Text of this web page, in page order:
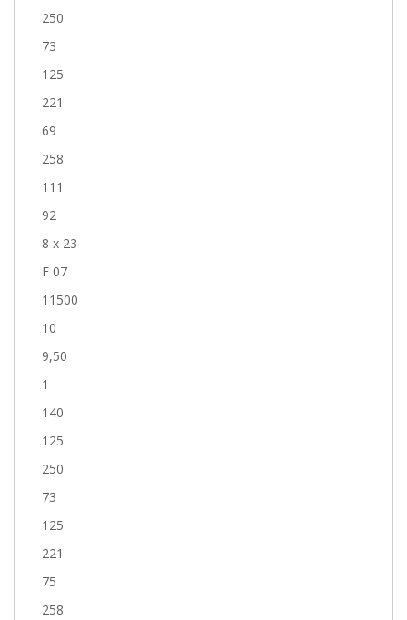
250
73
125
221
69
258
111
92
8 x 23
F 07
11500
10
9,50
1
140
125
250
73
125
221
75
258